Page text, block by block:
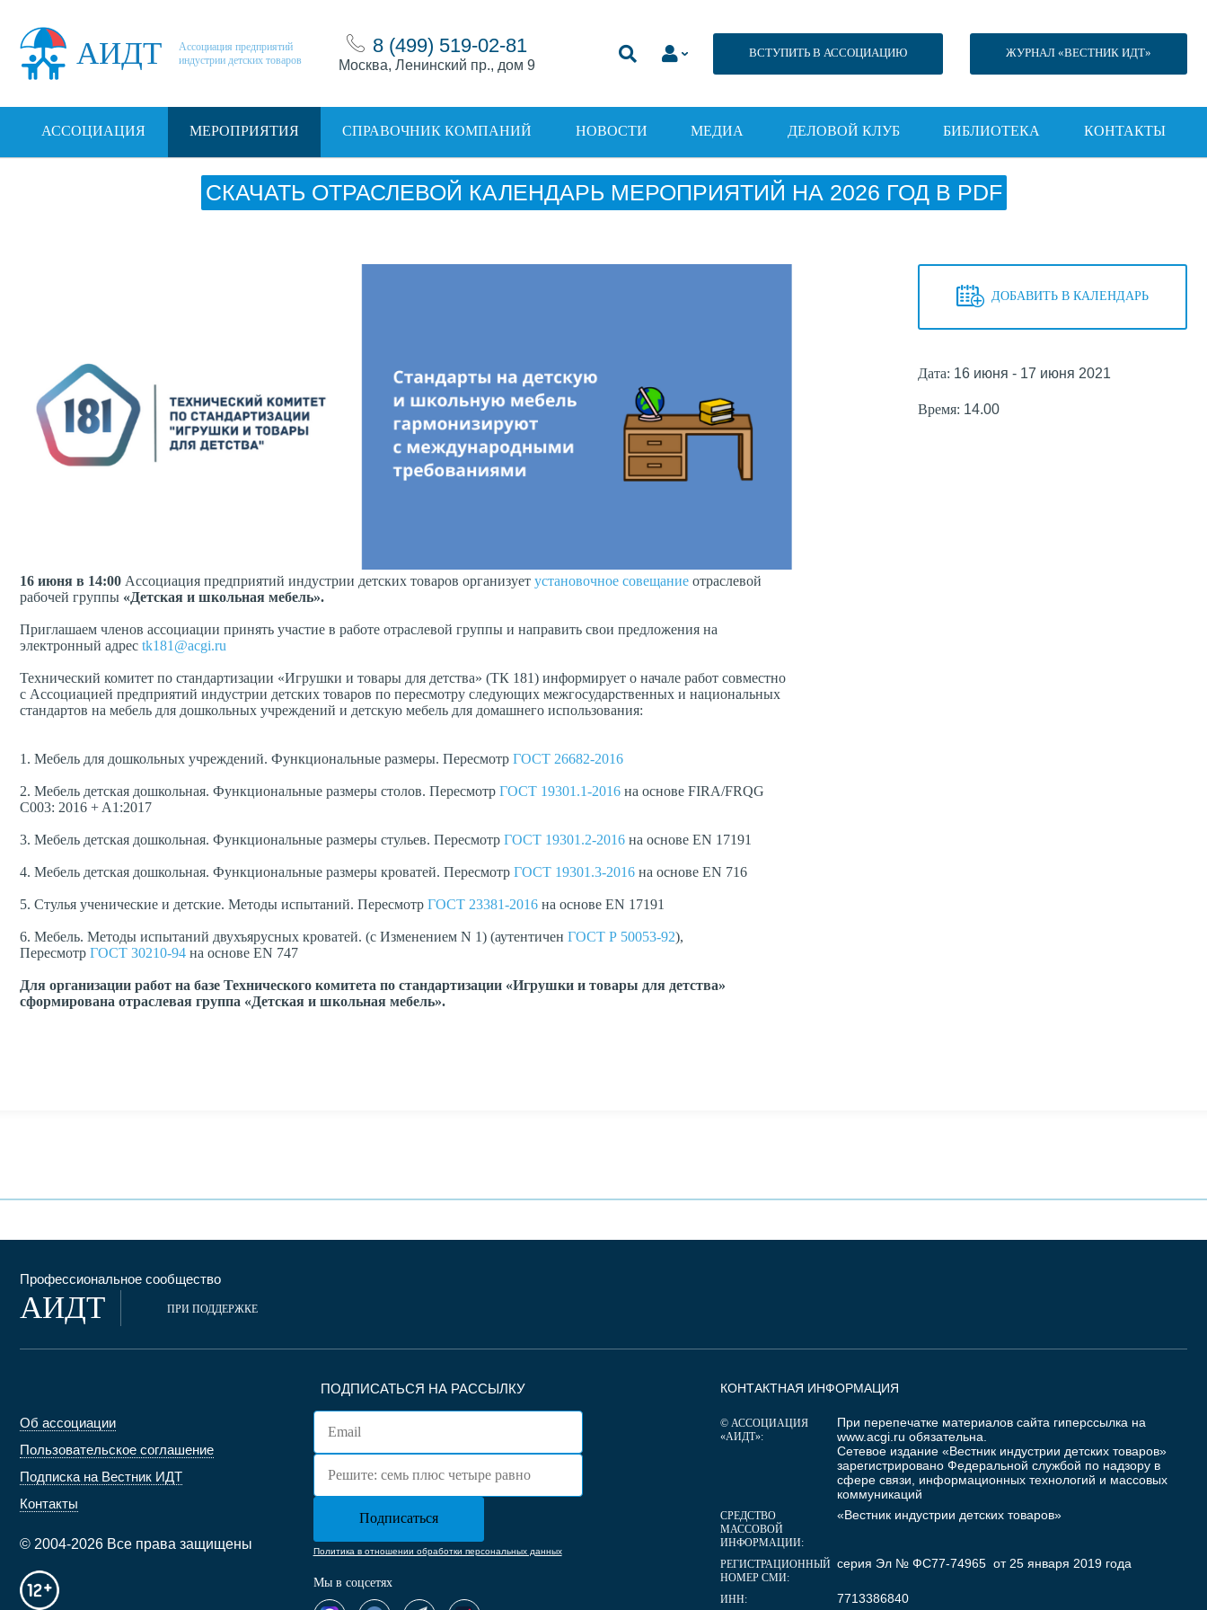
АИДТ
Ассоциация предприятий
индустрии детских товаров
8 (499) 519-02-81
Москва, Ленинский пр., дом 9
ВСТУПИТЬ В АССОЦИАЦИЮ ЖУРНАЛ «ВЕСТНИК ИДТ»
АССОЦИАЦИЯ МЕРОПРИЯТИЯ СПРАВОЧНИК КОМПАНИЙ НОВОСТИ МЕДИА ДЕЛОВОЙ КЛУБ БИБЛИОТЕКА КОНТАКТЫ
СКАЧАТЬ ОТРАСЛЕВОЙ КАЛЕНДАРЬ МЕРОПРИЯТИЙ НА 2026 ГОД В PDF
16 июня в 14:00 Ассоциация предприятий индустрии детских товаров организует установочное совещание отраслевой
рабочей группы «Детская и школьная мебель».
Приглашаем членов ассоциации принять участие в работе отраслевой группы и направить свои предложения на
электронный адрес tk181@acgi.ru
Технический комитет по стандартизации «Игрушки и товары для детства» (ТК 181) информирует о начале работ совместно
с Ассоциацией предприятий индустрии детских товаров по пересмотру следующих межгосударственных и национальных
стандартов на мебель для дошкольных учреждений и детскую мебель для домашнего использования:
1. Мебель для дошкольных учреждений. Функциональные размеры. Пересмотр ГОСТ 26682-2016
2. Мебель детская дошкольная. Функциональные размеры столов. Пересмотр ГОСТ 19301.1-2016 на основе FIRA/FRQG
C003: 2016 + A1:2017
3. Мебель детская дошкольная. Функциональные размеры стульев. Пересмотр ГОСТ 19301.2-2016 на основе EN 17191
4. Мебель детская дошкольная. Функциональные размеры кроватей. Пересмотр ГОСТ 19301.3-2016 на основе EN 716
5. Стулья ученические и детские. Методы испытаний. Пересмотр ГОСТ 23381-2016 на основе EN 17191
6. Мебель. Методы испытаний двухъярусных кроватей. (с Изменением N 1) (аутентичен ГОСТ Р 50053-92),
Пересмотр ГОСТ 30210-94 на основе EN 747
Для организации работ на базе Технического комитета по стандартизации «Игрушки и товары для детства»
сформирована отраслевая группа «Детская и школьная мебель».
ДОБАВИТЬ В КАЛЕНДАРЬ
Дата: 16 июня - 17 июня 2021
Время: 14.00
Профессиональное сообщество
АИДТ ПРИ ПОДДЕРЖКЕ
Об ассоциации
Пользовательское соглашение
Подписка на Вестник ИДТ
Контакты
© 2004-2026 Все права защищены
ПОДПИСАТЬСЯ НА РАССЫЛКУ
Политика в отношении обработки персональных данных
Мы в соцсетях
КОНТАКТНАЯ ИНФОРМАЦИЯ
© АССОЦИАЦИЯ
«АИДТ»:
При перепечатке материалов сайта гиперссылка на
www.acgi.ru обязательна.
Сетевое издание «Вестник индустрии детских товаров»
зарегистрировано Федеральной службой по надзору в
сфере связи, информационных технологий и массовых
коммуникаций
СРЕДСТВО
МАССОВОЙ
ИНФОРМАЦИИ:
«Вестник индустрии детских товаров»
РЕГИСТРАЦИОННЫЙ
НОМЕР СМИ:
серия Эл № ФС77-74965 от 25 января 2019 года
ИНН: 7713386840